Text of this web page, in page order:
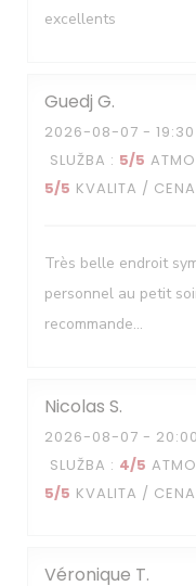
excellents
Guedj G
2026-08-07 -
SLUŽBA : 5/5
5/5 KVALITA / CENA
Très belle endroit
personnel au petit
recommande...
Nicolas S
2026-08-07 -
SLUŽBA : 4/5
5/5 KVALITA / CENA
Véronique T